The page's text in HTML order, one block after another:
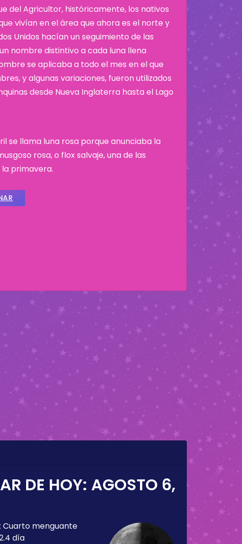
del Agricultor, históricamente, los nativos
vivían en el área que ahora es el norte y
Unidos hacían un seguimiento de las
nombre distintivo a cada luna llena
se aplicaba a todo el mes en el que
y algunas variaciones, fueron utilizados
desde Nueva Inglaterra hasta el Lago
se llama luna rosa porque anunciaba la
rosa, o flox salvaje, una de las
primavera.
DE HOY: AGOSTO 6,
: Cuarto menguante
día